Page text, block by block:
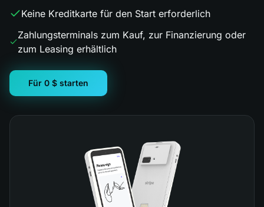
Keine Kreditkarte für den Start erforderlich
Zahlungsterminals zum Kauf, zur Finanzierung oder
zum Leasing erhältlich
Für 0 $ starten